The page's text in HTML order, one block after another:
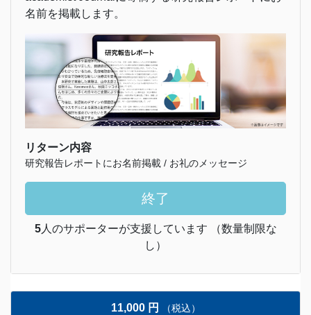
名前を掲載します。
リターン内容
研究報告レポートにお名前掲載 / お礼のメッセージ
終了
5人のサポーターが支援しています （数量制限な
し）
11,000 円 （税込）